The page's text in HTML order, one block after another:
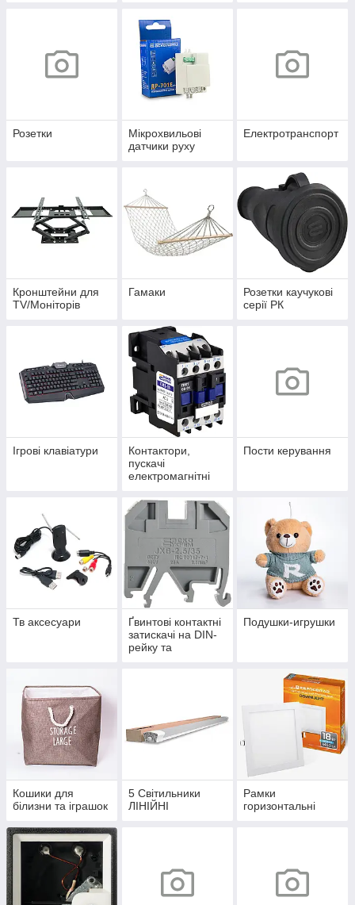
Розетки
Мікрохвильові
датчики руху
Електротранспорт
Кронштейни для
TV/Моніторів
Гамаки
Розетки каучукові
серії РК
Ігрові клавіатури
Контактори,
пускачі
електромагнітні
Пости керування
Тв аксесуари
Ґвинтові контактні
затискачі на DIN-
рейку та
Подушки-игрушки
Кошики для
білизни та іграшок
5 Світильники
ЛІНІЙНІ
Рамки
горизонтальні